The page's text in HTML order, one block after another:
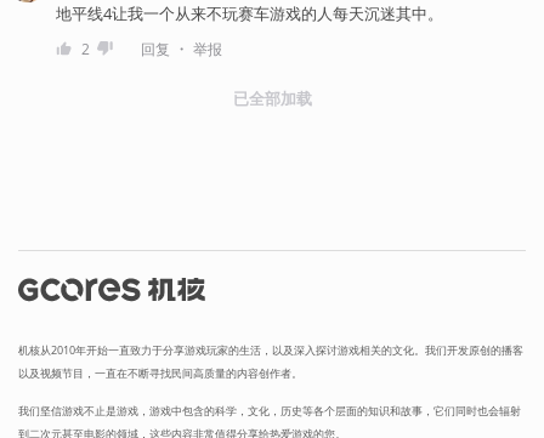
地平线4让我一个从来不玩赛车游戏的人每天沉迷其中。
2 回复 ・ 举报
已全部加载
机核从2010年开始一直致力于分享游戏玩家的生活，以及深入探讨游戏相关的文化。我们开发原创的播客
以及视频节目，一直在不断寻找民间高质量的内容创作者。
我们坚信游戏不止是游戏，游戏中包含的科学，文化，历史等各个层面的知识和故事，它们同时也会辐射
到二次元甚至电影的领域，这些内容非常值得分享给热爱游戏的您。